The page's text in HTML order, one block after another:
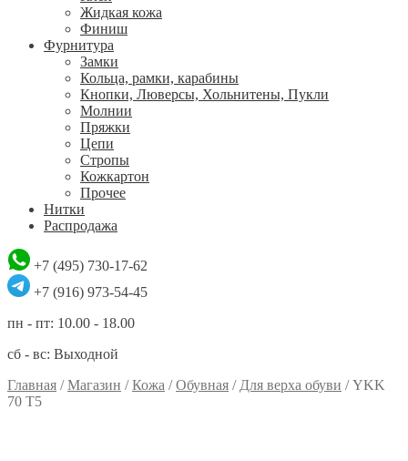
Жидкая кожа
Финиш
Фурнитура
Замки
Кольца, рамки, карабины
Кнопки, Люверсы, Хольнитены, Пукли
Молнии
Пряжки
Цепи
Стропы
Кожкартон
Прочее
Нитки
Распродажа
+7 (495) 730-17-62
+7 (916) 973-54-45
пн - пт: 10.00 - 18.00
сб - вс: Выходной
Главная /Магазин /Кожа /Обувная / Для верха обуви /YKK
70 T5